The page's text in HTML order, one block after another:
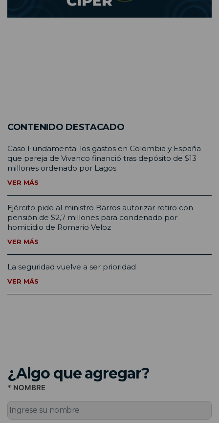
CONTENIDO DESTACADO
Caso Fundamenta: los gastos en Colombia y España
que pareja de Vivanco financió tras depósito de $13
millones ordenado por Lagos
VER MÁS
Ejército pide al ministro Barros autorizar retiro con
pensión de $2,7 millones para condenado por
homicidio de Romario Veloz
VER MÁS
La seguridad vuelve a ser prioridad
VER MÁS
¿Algo que agregar?
* NOMBRE